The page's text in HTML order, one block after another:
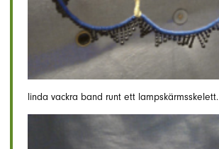
linda vackra band runt ett lampskärmsskelett.